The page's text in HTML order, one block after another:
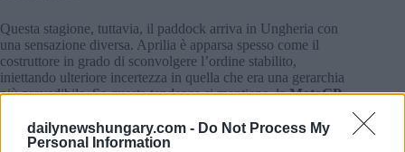
dailynewshungary.com - Do Not Process My
Personal Information
Questa stagione, tuttavia, il paddock arriva in Ungheria con
una sensazione diversa. Aprilia è apparsa spesso come il
costruttore in grado di sconvolgere l’ordine stabilito,
iniettando ulteriore incertezza in quella che era una gerarchia
più prevedibile. Se questa tendenza si mantiene, laMotoGP
non solo per i punti, ma anche per la fiducia verso il cuore del
periodo estivo.